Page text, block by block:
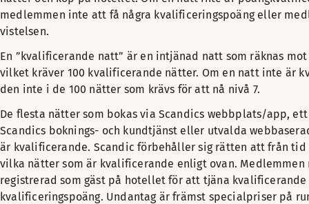
medlemmen inte att få några kvalificeringspoäng eller
vistelsen.
En ”kvalificerande natt” är en intjänad natt som räknas
vilket kräver 100 kvalificerande nätter. Om en natt inte är
den inte i de 100 nätter som krävs för att nå nivå 7.
De flesta nätter som bokas via Scandics webbplats/app,
Scandics boknings- och kundtjänst eller utvalda
är kvalificerande. Scandic förbehåller sig rätten att från
vilka nätter som är kvalificerande enligt ovan. Medlemmen
registrerad som gäst på hotellet för att tjäna
kvalificeringspoäng. Undantag är främst specialpriser på